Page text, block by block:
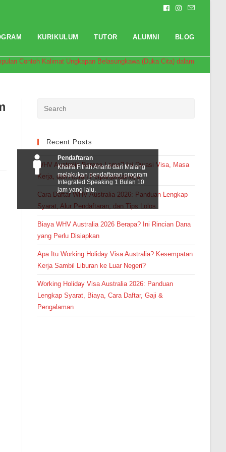
KURIKULUM TUTOR ALUMNI BLOG
Contoh Kalimat Ungkapan Belasungkawa (Duka Cita) dalam Bahasa
Recent Posts
WHV Australia Berapa Lama? Ini Durasi Visa, Masa
Kerja, dan Aturan Perpanjangannya
Cara Daftar WHV Australia 2026: Panduan Lengkap
Syarat, Alur Pendaftaran, dan Tips Lolos
Biaya WHV Australia 2026 Berapa? Ini Rincian Dana
yang Perlu Disiapkan
Apa Itu Working Holiday Visa Australia? Kesempatan
Kerja Sambil Liburan ke Luar Negeri?
Working Holiday Visa Australia 2026: Panduan
Lengkap Syarat, Biaya, Cara Daftar, Gaji &
Pengalaman
Pendaftaran
Khaifa Fitrah Ananti dari Malang
melakukan pendaftaran program
Integrated Speaking 1 Bulan 10
jam yang lalu.